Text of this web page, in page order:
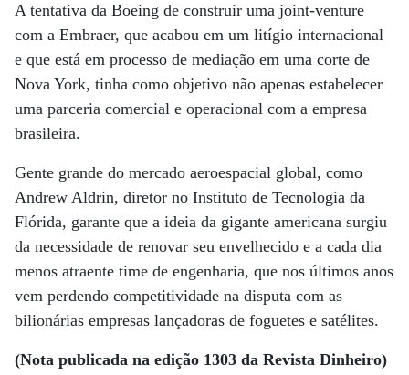
A tentativa da Boeing de construir uma joint-venture
com a Embraer, que acabou em um litígio internacional
e que está em processo de mediação em uma corte de
Nova York, tinha como objetivo não apenas estabelecer
uma parceria comercial e operacional com a empresa
brasileira.
Gente grande do mercado aeroespacial global, como
Andrew Aldrin, diretor no Instituto de Tecnologia da
Flórida, garante que a ideia da gigante americana surgiu
da necessidade de renovar seu envelhecido e a cada dia
menos atraente time de engenharia, que nos últimos anos
vem perdendo competitividade na disputa com as
bilionárias empresas lançadoras de foguetes e satélites.
(Nota publicada na edição 1303 da Revista Dinheiro)